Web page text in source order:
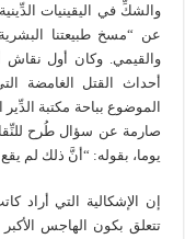
والشكِّ في اليقينيات
عن “مسخ طبيعتنا
والقيمي. وكان أول
أحداث القتل الغامضة
الموضوع بباحة مكتبة
صارمة عن سؤال طُرح
يوما، بقوله: “أنَّ ذلك لم
إن الإشكالية التي أراد
تتعلق بكون الهاجس